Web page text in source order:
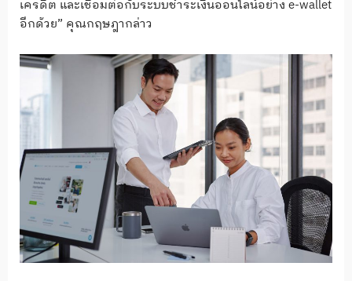
เครดิต และเชื่อมต่อกับระบบชำระเงินออนไลน์อย่าง e-wallet
อีกด้วย” คุณกฤษฎากล่าว